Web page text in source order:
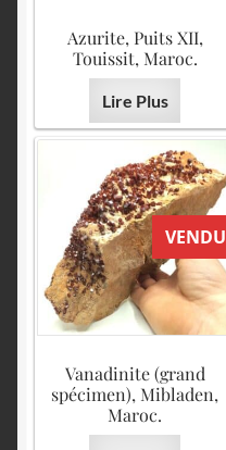
Azurite, Puits XII,
Touissit, Maroc.
Lire Plus
VENDU
Vanadinite (grand
spécimen), Mibladen,
Maroc.